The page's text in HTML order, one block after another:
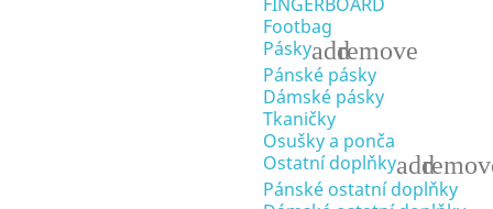
Footbag
Páskyaddremove
Pánské pásky
Dámské pásky
Tkaničky
Osušky a ponča
Ostatní doplňkyadd
Pánské ostatní doplňky